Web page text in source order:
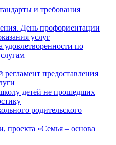
и требования
День профориентации
услуг
по
предоставления
детей не прошедших
родительского
проекта «Семья – основа